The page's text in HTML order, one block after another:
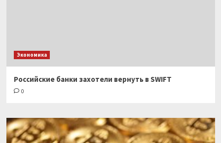
Экономика
Российские банки захотели вернуть в SWIFT
0